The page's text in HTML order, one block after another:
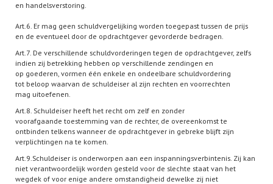
en handelsverstoring.
Art.6. Er mag geen schuldvergelijking worden toegepast tussen de prijs
en de eventueel door de opdrachtgever gevorderde bedragen.
Art.7. De verschillende schuldvorderingen tegen de opdrachtgever, zelfs
indien zij betrekking hebben op verschillende zendingen en
op goederen, vormen één enkele en ondeelbare schuldvordering
tot beloop waarvan de schuldeiser al zijn rechten en voorrechten
mag uitoefenen.
Art.8. Schuldeiser heeft het recht om zelf en zonder
voorafgaande toestemming van de rechter, de overeenkomst te
ontbinden telkens wanneer de opdrachtgever in gebreke blijft zijn
verplichtingen na te komen.
Art.9.Schuldeiser is onderworpen aan een inspanningsverbintenis. Zij kan
niet verantwoordelijk worden gesteld voor de slechte staat van het
wegdek of voor enige andere omstandigheid dewelke zij niet